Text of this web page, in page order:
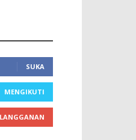
SUKA
MENGIKUTI